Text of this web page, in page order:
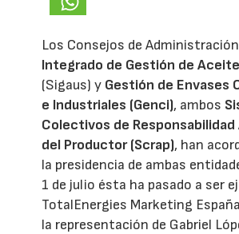
Los Consejos de
Integrado de Gestión de
(Sigaus) y Gestión de Envases
e Industriales (Genci), ambos
Colectivos de Responsabilidad
del Productor (Scrap), han
la presidencia de ambas
1 de julio ésta ha pasado a ser
TotalEnergies Marketing
la representación de Gabriel